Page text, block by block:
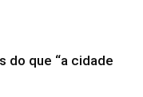
do que “a cidade